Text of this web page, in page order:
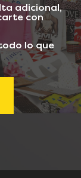
adicional,
con
lo que